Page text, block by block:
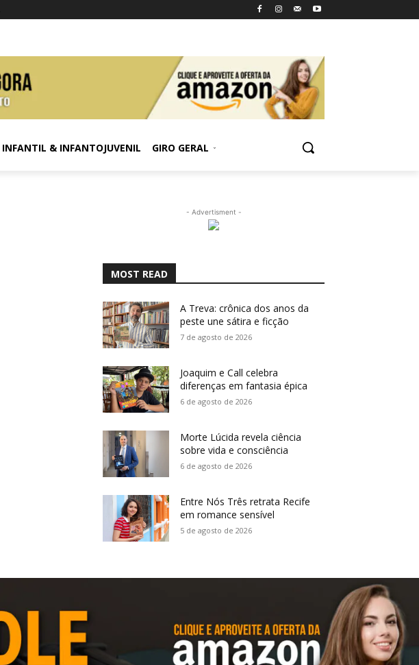
INFANTIL & INFANTOJUVENIL GIRO GERAL
- Advertisment -
MOST READ
A Treva: crônica dos anos da
peste une sátira e ficção
7 de agosto de 2026
Joaquim e Call celebra
diferenças em fantasia épica
6 de agosto de 2026
Morte Lúcida revela ciência
sobre vida e consciência
6 de agosto de 2026
Entre Nós Três retrata Recife
em romance sensível
5 de agosto de 2026